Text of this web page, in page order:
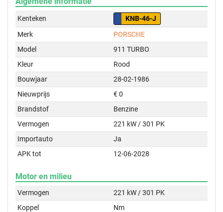
Kenteken
KNB-46-J
Merk
PORSCHE
Model
911 TURBO
Kleur
Rood
Bouwjaar
28-02-1986
Nieuwprijs
€ 0
Brandstof
Benzine
Vermogen
221 kW / 301 PK
Importauto
Ja
APK tot
12-06-2028
Motor en milieu
Vermogen
221 kW / 301 PK
Koppel
Nm